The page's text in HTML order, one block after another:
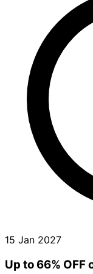
15 Jan 2027
Up to 66%